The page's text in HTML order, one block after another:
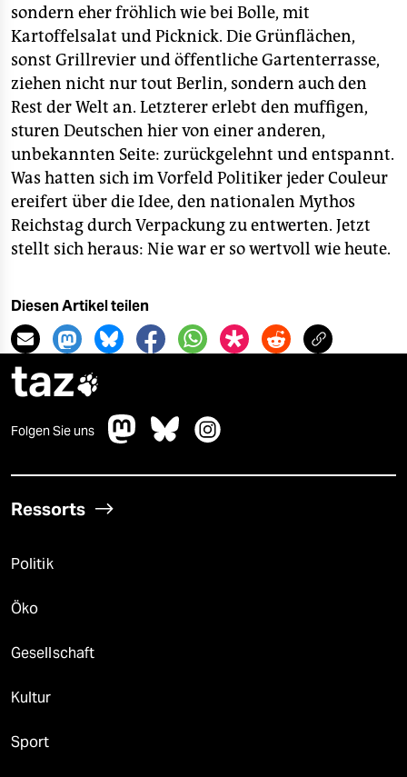
sondern eher fröhlich wie bei Bolle, mit
Kartoffelsalat und Picknick. Die Grünflächen,
sonst Grillrevier und öffentliche Gartenterrasse,
ziehen nicht nur tout Berlin, sondern auch den
Rest der Welt an. Letzterer erlebt den muffigen,
sturen Deutschen hier von einer anderen,
unbekannten Seite: zurückgelehnt und entspannt.
Was hatten sich im Vorfeld Politiker jeder Couleur
ereifert über die Idee, den nationalen Mythos
Reichstag durch Verpackung zu entwerten. Jetzt
stellt sich heraus: Nie war er so wertvoll wie heute.
Diesen Artikel teilen
taz
Folgen Sie uns
Ressorts
Politik
Öko
Gesellschaft
Kultur
Sport